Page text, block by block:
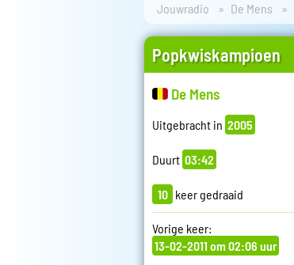
Jouwradio De Mens
Popkwiskampioen
De Mens
Uitgebracht in 2005
Duurt 03:42
10 keer gedraaid
Vorige keer:
13-02-2011 om 02:06 uur